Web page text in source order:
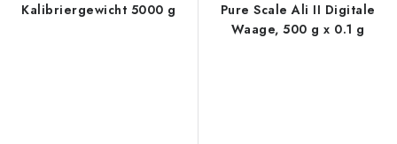
Kalibriergewicht 5000 g
Pure Scale Ali II Digitale
Waage, 500 g x 0.1 g